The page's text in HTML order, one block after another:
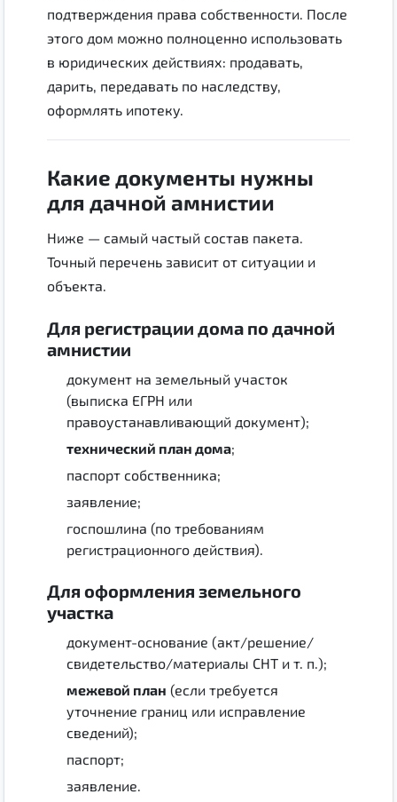
подтверждения права собственности. После
этого дом можно полноценно использовать
в юридических действиях: продавать,
дарить, передавать по наследству,
оформлять ипотеку.
Какие документы нужны
для дачной амнистии
Ниже — самый частый состав пакета.
Точный перечень зависит от ситуации и
объекта.
Для регистрации дома по дачной
амнистии
документ на земельный участок
(выписка ЕГРН или
правоустанавливающий документ);
технический план дома;
паспорт собственника;
заявление;
госпошлина (по требованиям
регистрационного действия).
Для оформления земельного
участка
документ-основание (акт/решение/
свидетельство/материалы СНТ и т. п.);
межевой план (если требуется
уточнение границ или исправление
сведений);
паспорт;
заявление.